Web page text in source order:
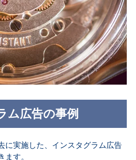
ム広告の事例
に実施した、インスタグラム広告
す。